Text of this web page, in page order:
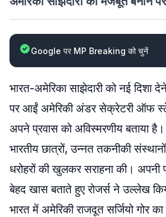
Google पर MP Breaking को चुनें
भारत-अमेरिका साझेदारी को नई दिशा
पर आईं अमेरिकी अंडर सेक्रेटरी ऑफ
अपने प्रवास को अविस्मरणीय बताया है।
भारतीय छात्रों, उन्नत तकनीकी
धरोहरों की खुलकर सराहना की। अपनी
बेहद खास बताते हुए रोजर्स ने उल्लेख
भारत में अमेरिकी राजदूत सर्जियो गोर